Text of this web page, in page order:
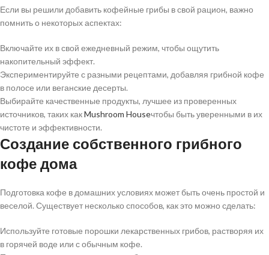
Если вы решили добавить кофейные грибы в свой рацион, важно
помнить о некоторых аспектах:
Включайте их в свой ежедневный режим, чтобы ощутить
накопительный эффект.
Экспериментируйте с разными рецептами, добавляя грибной кофе
в полосе или веганские десерты.
Выбирайте качественные продукты, лучшее из проверенных
источников, таких какMushroom Houseчтобы быть уверенными в их
чистоте и эффективности.
Создание собственного грибного
кофе дома
Подготовка кофе в домашних условиях может быть очень простой и
веселой. Существует несколько способов, как это можно сделать:
Используйте готовые порошки лекарственных грибов, растворяя их
в горячей воде или с обычным кофе.